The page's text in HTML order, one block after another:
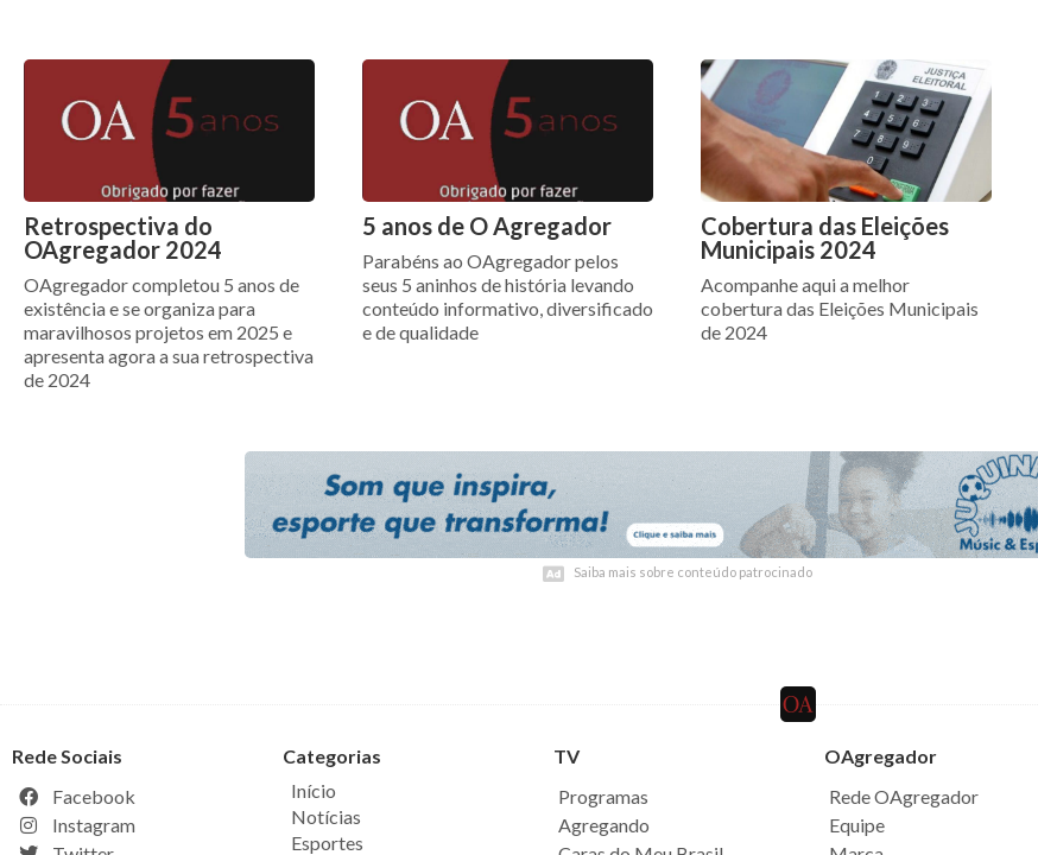
Retrospectiva do
OAgregador 2024
OAgregador completou 5 anos de
existência e se organiza para
maravilhosos projetos em 2025 e
apresenta agora a sua retrospectiva
de 2024
5 anos de O Agregador
Parabéns ao OAgregador pelos
seus 5 aninhos de história levando
conteúdo informativo, diversificado
e de qualidade
Cobertura das Eleições
Municipais 2024
Acompanhe aqui a melhor
cobertura das Eleições Municipais
de 2024
Saiba mais sobre conteúdo patrocinado
Saiba mais sobre conteúdo patrocinado
Rede Sociais
Facebook
Instagram
Categorias
Início
Notícias
Esportes
TV
Programas
Agregando
OAgregador
Rede OAgregador
Equipe